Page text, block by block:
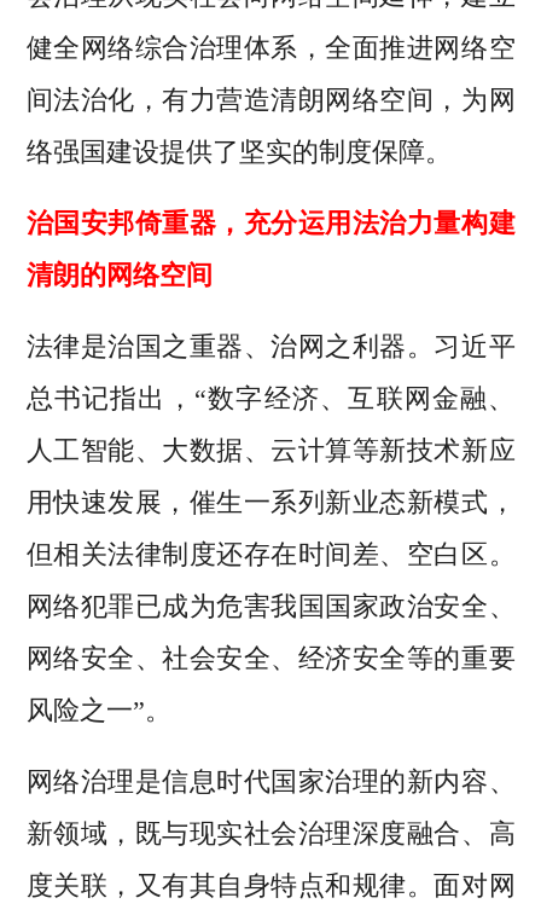
健全网络综合治理体系，全面推进网络空
间法治化，有力营造清朗网络空间，为网
络强国建设提供了坚实的制度保障。
治国安邦倚重器，充分运用法治力量构建
清朗的网络空间
法律是治国之重器、治网之利器。习近平
总书记指出，“数字经济、互联网金融、
人工智能、大数据、云计算等新技术新应
用快速发展，催生一系列新业态新模式，
但相关法律制度还存在时间差、空白区。
网络犯罪已成为危害我国国家政治安全、
网络安全、社会安全、经济安全等的重要
风险之一”。
网络治理是信息时代国家治理的新内容、
新领域，既与现实社会治理深度融合、高
度关联，又有其自身特点和规律。面对网